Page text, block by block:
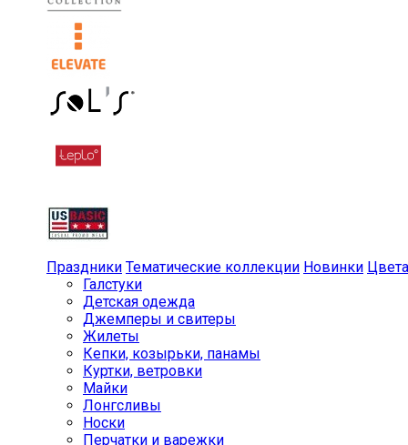
Праздники Тематические коллекции Новинки Цвета
Галстуки
Детская одежда
Джемперы и свитеры
Жилеты
Кепки, козырьки, панамы
Куртки, ветровки
Майки
Лонгсливы
Носки
Перчатки и варежки